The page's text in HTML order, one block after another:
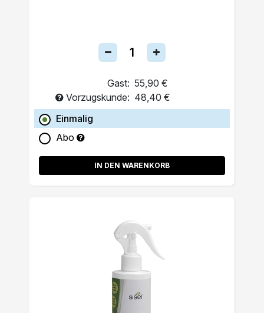
Gast: 55,90 €
Vorzugskunde: 48,40 €
Einmalig
Abo
IN DEN WARENKORB